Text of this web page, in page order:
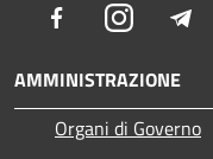
FacebookInstagram
AMMINISTRAZIONE
Organi di Governo